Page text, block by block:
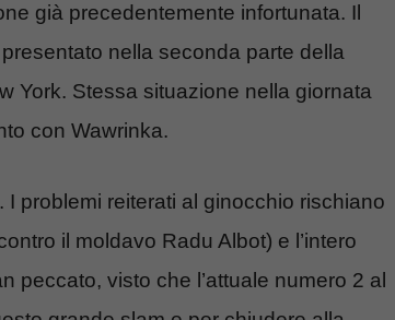
già precedentemente infortunata. Il
nella seconda parte della
York. Stessa situazione nella giornata
con Wawrinka.
problemi reiterati al ginocchio rischiano
il moldavo Radu Albot) e l’intero
peccato, visto che l’attuale numero 2 al